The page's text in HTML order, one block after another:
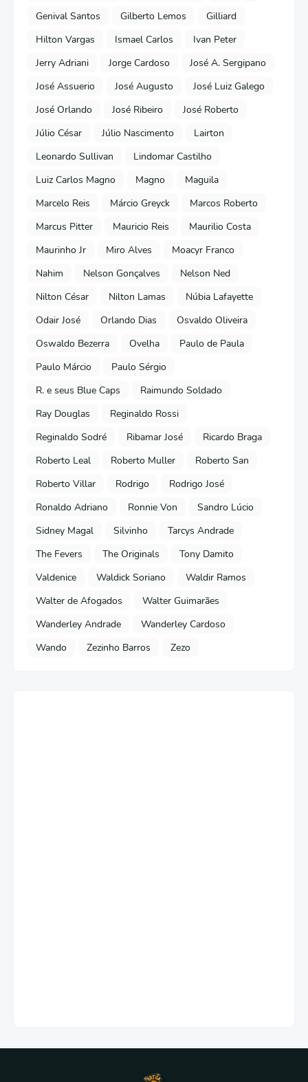
Genival Santos
Gilberto Lemos
Gilliard
Hilton Vargas
Ismael Carlos
Ivan Peter
Jerry Adriani
Jorge Cardoso
José A. Sergipano
José Assuerio
José Augusto
José Luiz Galego
José Orlando
José Ribeiro
José Roberto
Júlio César
Júlio Nascimento
Lairton
Leonardo Sullivan
Lindomar Castilho
Luiz Carlos Magno
Magno
Maguila
Marcelo Reis
Márcio Greyck
Marcos Roberto
Marcus Pitter
Mauricio Reis
Maurilio Costa
Maurinho Jr
Miro Alves
Moacyr Franco
Nahim
Nelson Gonçalves
Nelson Ned
Nilton César
Nilton Lamas
Núbia Lafayette
Odair José
Orlando Dias
Osvaldo Oliveira
Oswaldo Bezerra
Ovelha
Paulo de Paula
Paulo Márcio
Paulo Sérgio
R. e seus Blue Caps
Raimundo Soldado
Ray Douglas
Reginaldo Rossi
Reginaldo Sodré
Ribamar José
Ricardo Braga
Roberto Leal
Roberto Muller
Roberto San
Roberto Villar
Rodrigo
Rodrigo José
Ronaldo Adriano
Ronnie Von
Sandro Lúcio
Sidney Magal
Silvinho
Tarcys Andrade
The Fevers
The Originals
Tony Damito
Valdenice
Waldick Soriano
Waldir Ramos
Walter de Afogados
Walter Guimarães
Wanderley Andrade
Wanderley Cardoso
Wando
Zezinho Barros Zezo